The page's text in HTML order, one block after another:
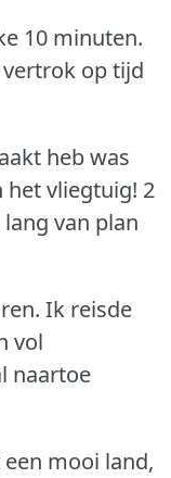
10 minuten.
vertrok op tijd
heb was
het vliegtuig! 2
van plan
Ik reisde
vol
naartoe
mooi land,